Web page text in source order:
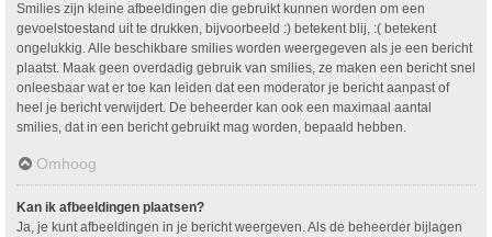
Smilies zijn kleine afbeeldingen die gebruikt kunnen worden om een
gevoelstoestand uit te drukken, bijvoorbeeld :) betekent blij, :( betekent
ongelukkig. Alle beschikbare smilies worden weergegeven als je een bericht
plaatst. Maak geen overdadig gebruik van smilies, ze maken een bericht snel
onleesbaar wat er toe kan leiden dat een moderator je bericht aanpast of
heel je bericht verwijdert. De beheerder kan ook een maximaal aantal
smilies, dat in een bericht gebruikt mag worden, bepaald hebben.
Omhoog
Kan ik afbeeldingen plaatsen?
Ja, je kunt afbeeldingen in je bericht weergeven. Als de beheerder bijlagen